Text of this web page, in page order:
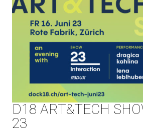
D18 ART&TECH
23